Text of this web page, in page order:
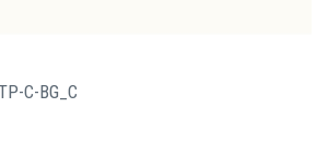
C-BG_C